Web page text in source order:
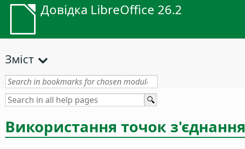
Довідка LibreOffice 26.2
Зміст
Використання точок з'єднання